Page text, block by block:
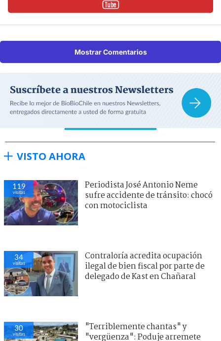
Mostrar Comentarios
VISTO AHORA
119
visitas
Periodista José Antonio Neme
sufre accidente de tránsito: chocó
con motociclista
34
visitas
Contraloría acredita ocupación
ilegal de bien fiscal por parte de
delegado de Kast en Chañaral
30
visitas
"Terriblemente chantas" y
"vergüenza": Poduje arremete